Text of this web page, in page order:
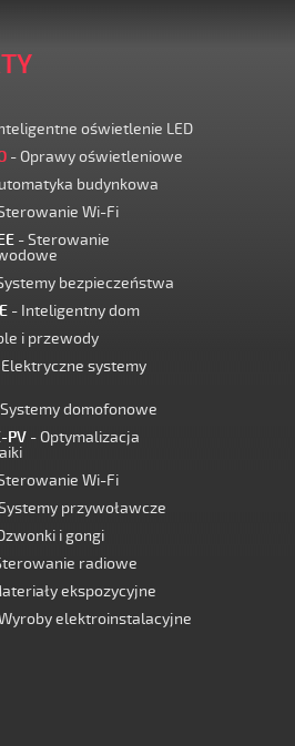
oświetlenie LED
- Oprawy oświetleniowe
budynkowa
Wi-Fi
- Sterowanie
bezpieczeństwa
- Inteligentny dom
i przewody
systemy
domofonowe
PV - Optymalizacja
Wi-Fi
przywoławcze
i gongi
radiowe
ekspozycyjne
elektroinstalacyjne